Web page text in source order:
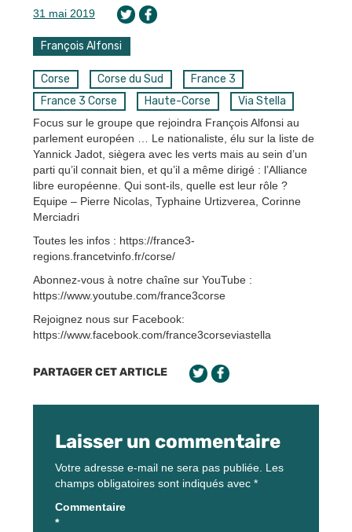
31 mai 2019
François Alfonsi
Corse Corse du Sud
France 3
France 3 Corse
Haute-Corse Via Stella
Focus sur le groupe que rejoindra François Alfonsi au
parlement européen … Le nationaliste, élu sur la liste de
Yannick Jadot, siègera avec les verts mais au sein d’un
parti qu’il connait bien, et qu’il a même dirigé : l’Alliance
libre européenne. Qui sont-ils, quelle est leur rôle ?
Equipe – Pierre Nicolas, Typhaine Urtizverea, Corinne
Merciadri
Toutes les infos : https://france3-
regions.francetvinfo.fr/corse/
Abonnez-vous à notre chaîne sur YouTube :
https://www.youtube.com/france3corse
Rejoignez nous sur Facebook:
https://www.facebook.com/france3corseviastella
PARTAGER CET ARTICLE
Laisser un commentaire
Votre adresse e-mail ne sera pas publiée. Les
champs obligatoires sont indiqués avec *
Commentaire
*